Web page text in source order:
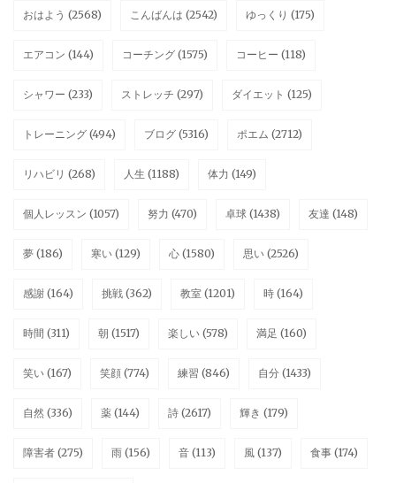
おはよう (2568) こんばんは (2542) ゆっくり (175)
エアコン (144) コーチング (1575) コーヒー (118)
シャワー (233) ストレッチ (297) ダイエット (125)
トレーニング (494) ブログ (5316) ポエム (2712)
リハビリ (268) 人生 (1188) 体力 (149)
個人レッスン (1057) 努力 (470) 卓球 (1438) 友達 (148)
夢 (186) 寒い (129) 心 (1580) 思い (2526)
感謝 (164) 挑戦 (362) 教室 (1201) 時 (164)
時間 (311) 朝 (1517) 楽しい (578) 満足 (160)
笑い (167) 笑顔 (774) 練習 (846) 自分 (1433)
自然 (336) 薬 (144) 詩 (2617) 輝き (179)
障害者 (275) 雨 (156) 音 (113) 風 (137) 食事 (174)